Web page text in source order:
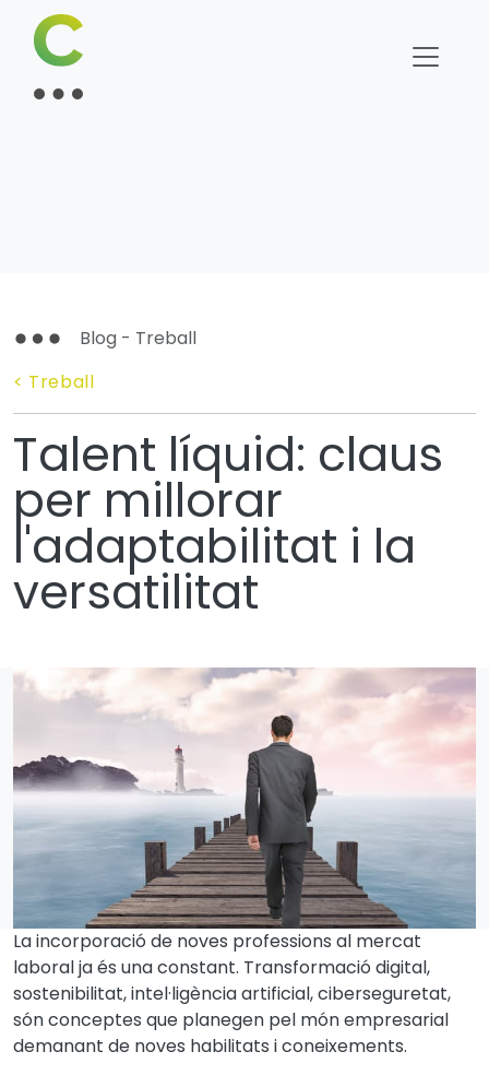
Blog - Treball
< Treball
Talent líquid: claus
per millorar
l'adaptabilitat i la
versatilitat
La incorporació de noves professions al mercat
laboral ja és una constant. Transformació digital,
sostenibilitat, intel·ligència artificial, ciberseguretat,
són conceptes que planegen pel món empresarial
demanant de noves habilitats i coneixements.